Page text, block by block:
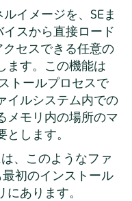
イメージを、SEま
スから直接ロード
セスできる任意の
ます。この機能は
トールプロセスで
イルシステム内での
メモリ内の場所のマ
します。
、このようなファ
初のインストール
あります。